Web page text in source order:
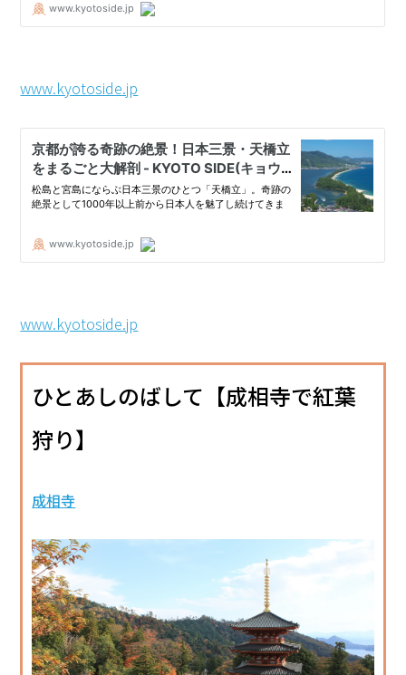
www.kyotoside.jp
www.kyotoside.jp
ひとあしのばして【成相寺で紅葉
狩り】
成相寺